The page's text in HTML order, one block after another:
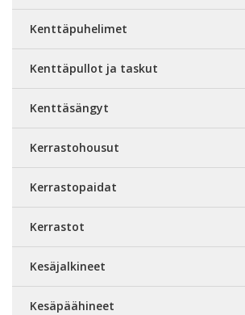
Kenttäpuhelimet
Kenttäpullot ja taskut
Kenttäsängyt
Kerrastohousut
Kerrastopaidat
Kerrastot
Kesäjalkineet
Kesäpäähineet